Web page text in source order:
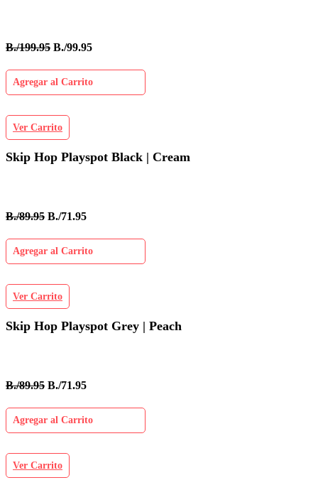
B./199.95 B./99.95
Agregar al Carrito
Ver Carrito
Skip Hop Playspot Black | Cream
B./89.95 B./71.95
Agregar al Carrito
Ver Carrito
Skip Hop Playspot Grey | Peach
B./89.95 B./71.95
Agregar al Carrito
Ver Carrito